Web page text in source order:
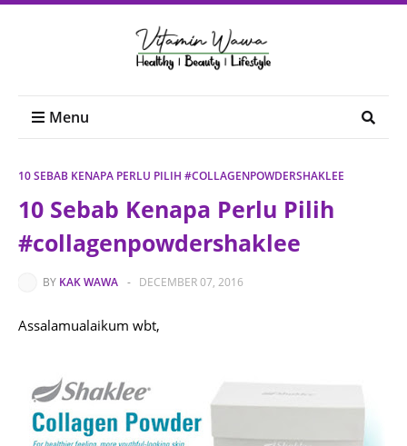
Menu
10 SEBAB KENAPA PERLU PILIH #COLLAGENPOWDERSHAKLEE
10 Sebab Kenapa Perlu Pilih
#collagenpowdershaklee
BY KAK WAWA - DECEMBER 07, 2016
Assalamualaikum wbt,